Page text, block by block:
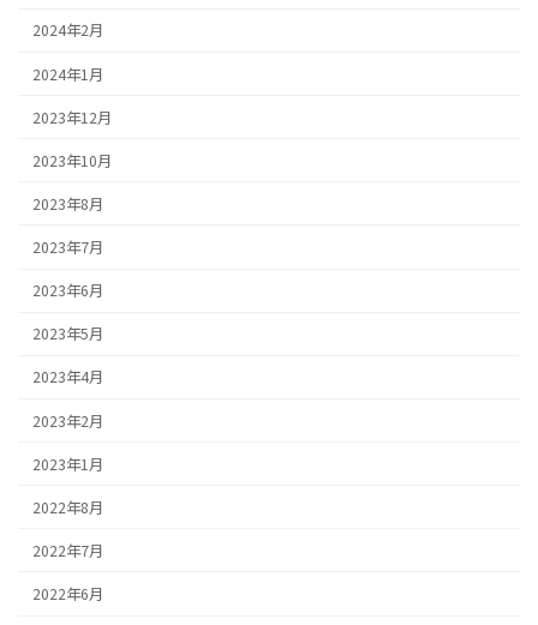
2024年2月
2024年1月
2023年12月
2023年10月
2023年8月
2023年7月
2023年6月
2023年5月
2023年4月
2023年2月
2023年1月
2022年8月
2022年7月
2022年6月